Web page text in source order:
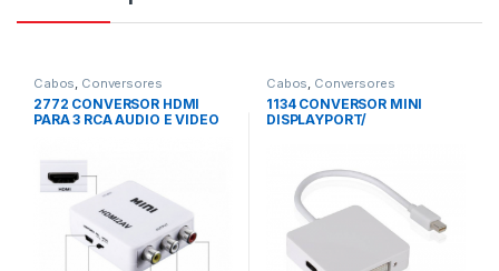
Cabos, Conversores
2772 CONVERSOR HDMI
PARA 3 RCA AUDIO E VIDEO
Cabos, Conversores
1134 CONVERSOR MINI
DISPLAYPORT/